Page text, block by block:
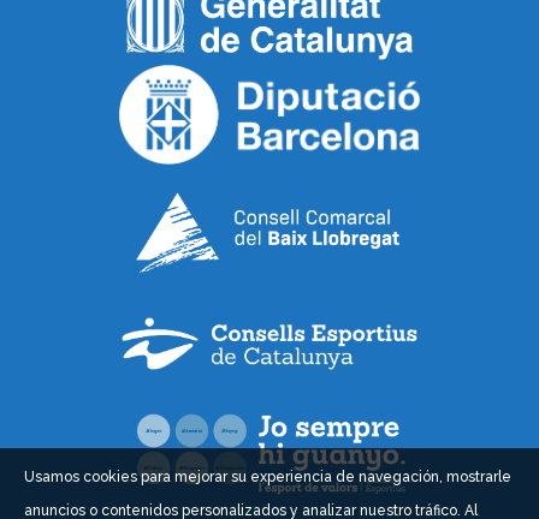
Usamos cookies para mejorar su experiencia de navegación, mostrarle
anuncios o contenidos personalizados y analizar nuestro tráfico. Al